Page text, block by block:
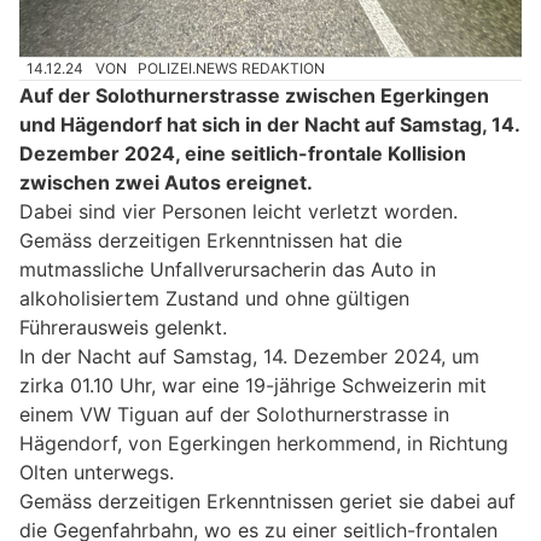
14.12.24 VON POLIZEI.NEWS REDAKTION
Auf der Solothurnerstrasse zwischen Egerkingen
und Hägendorf hat sich in der Nacht auf Samstag, 14.
Dezember 2024, eine seitlich-frontale Kollision
zwischen zwei Autos ereignet.
Dabei sind vier Personen leicht verletzt worden.
Gemäss derzeitigen Erkenntnissen hat die
mutmassliche Unfallverursacherin das Auto in
alkoholisiertem Zustand und ohne gültigen
Führerausweis gelenkt.
In der Nacht auf Samstag, 14. Dezember 2024, um
zirka 01.10 Uhr, war eine 19-jährige Schweizerin mit
einem VW Tiguan auf der Solothurnerstrasse in
Hägendorf, von Egerkingen herkommend, in Richtung
Olten unterwegs.
Gemäss derzeitigen Erkenntnissen geriet sie dabei auf
die Gegenfahrbahn, wo es zu einer seitlich-frontalen